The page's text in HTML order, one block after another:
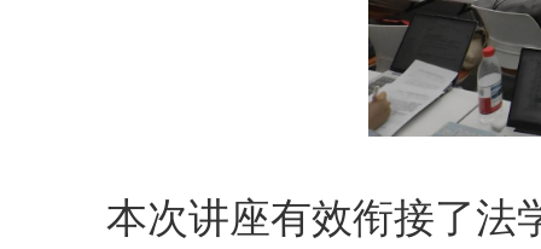
本次讲座有效衔接了法